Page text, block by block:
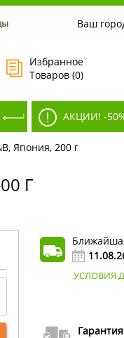
Ваш
Избранное
Товаров (0)
АКЦИИ! -
Япония, 200 г
Г
УСЛОВИЯ
Гарантия